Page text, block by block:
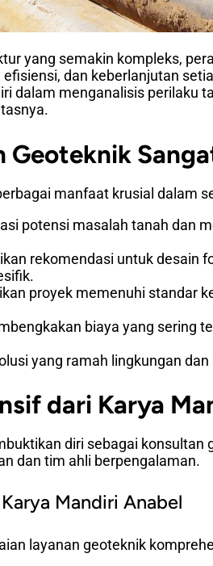
yang semakin kompleks,
dan keberlanjutan
dalam menganalisis perilaku
Geoteknik
manfaat krusial dalam
potensi masalah tanah dan
rekomendasi untuk desain
proyek memenuhi standar
biaya yang sering
yang ramah lingkungan
dari Karya
diri sebagai
dan tim ahli berpengalaman.
Mandiri Anabel
layanan geoteknik